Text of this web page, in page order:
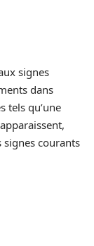
signes
dans
tels qu’une
signes courants